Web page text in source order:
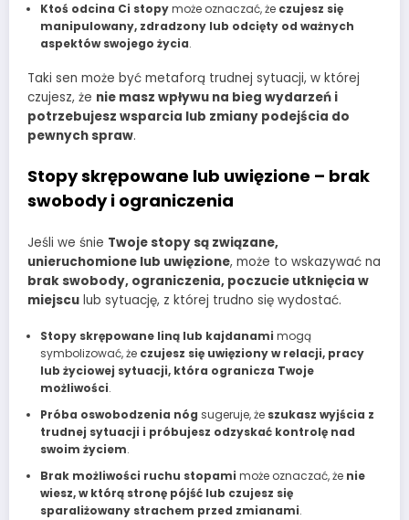
Ktoś odcina Ci stopymoże oznaczać, że czujesz się
manipulowany, zdradzony lub odcięty od ważnych
aspektów swojego życia.
Taki sen może być metaforą trudnej sytuacji, w której
czujesz, że nie masz wpływu na bieg wydarzeń i
potrzebujesz wsparcia lub zmiany podejścia do
pewnych spraw.
Stopy skrępowane lub uwięzione – brak
swobody i ograniczenia
Jeśli we śnie Twoje stopy są związane,
unieruchomione lub uwięzione, może to wskazywać na
brak swobody, ograniczenia, poczucie utknięcia w
miejscu lub sytuację, z której trudno się wydostać.
Stopy skrępowane liną lub kajdanami mogą
symbolizować, że czujesz się uwięziony w relacji, pracy
lub życiowej sytuacji, która ogranicza Twoje
możliwości.
Próba oswobodzenia nóg sugeruje, że szukasz wyjścia z
trudnej sytuacji i próbujesz odzyskać kontrolę nad
swoim życiem.
Brak możliwości ruchu stopami może oznaczać, że nie
wiesz, w którą stronę pójść lub czujesz się
sparaliżowany strachem przed zmianami.